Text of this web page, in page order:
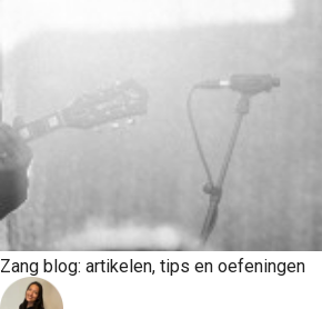
Zang blog: artikelen, tips en oefeningen